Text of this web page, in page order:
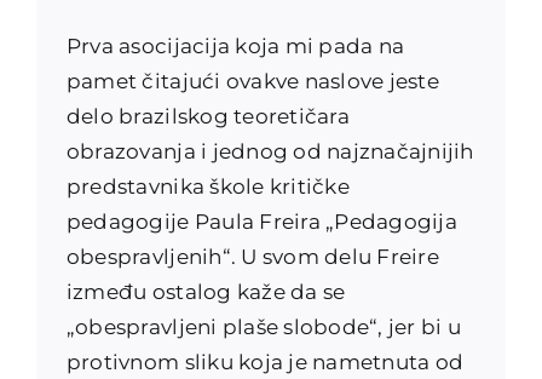
Prva asocijacija koja mi pada na
pamet čitajući ovakve naslove jeste
delo brazilskog teoretičara
obrazovanja i jednog od najznačajnijih
predstavnika škole kritičke
pedagogije Paula Freira „Pedagogija
obespravljenih“. U svom delu Freire
između ostalog kaže da se
„obespravljeni plaše slobode“, jer bi u
protivnom sliku koja je nametnuta od